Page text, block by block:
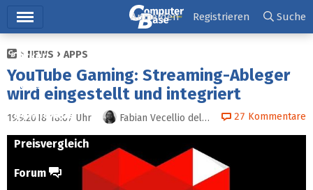
Ticker
Tests
Downloads
Preisvergleich
Forum
Anmelden Registrieren Suche
NEWS APPS
YouTube Gaming: Streaming-Ableger
wird eingestellt und integriert
19.9.2018 18:07 Uhr Fabian Vecellio del Monego 27 Kommentare